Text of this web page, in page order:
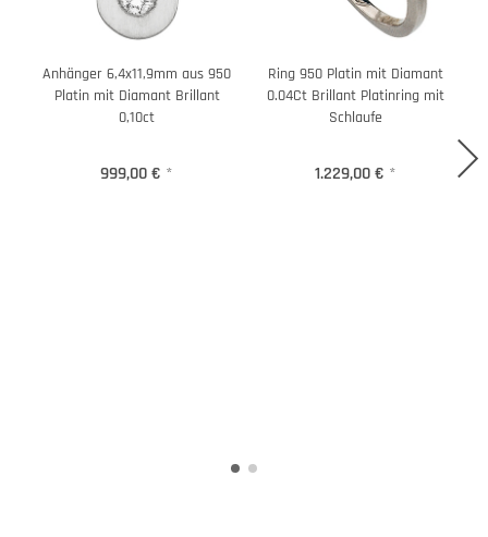
Anhänger 6,4x11,9mm aus 950
Platin mit Diamant Brillant
0,10ct
999,00 € *
Ring 950 Platin mit Diamant
0.04Ct Brillant Platinring mit
Schlaufe
1.229,00 € *